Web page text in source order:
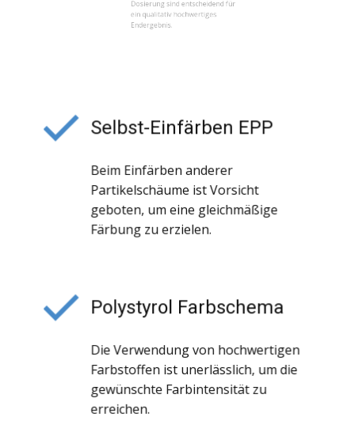
Dosierung sind entscheidend für
ein qualitativ hochwertiges
Selbst-Einfärben EPP
Beim Einfärben anderer
Partikelschäume ist Vorsicht
geboten, um eine gleichmäßige
Färbung zu erzielen.
Polystyrol Farbschema
Die Verwendung von hochwertigen
Farbstoffen ist unerlässlich, um die
gewünschte Farbintensität zu
erreichen.